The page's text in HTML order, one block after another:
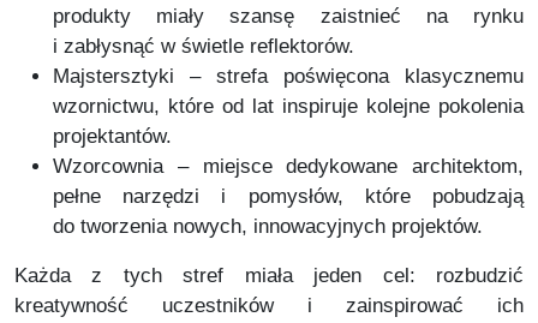
produkty miały szansę zaistnieć na rynku
i zabłysnąć w świetle reflektorów.
Majstersztyki – strefa poświęcona klasycznemu
wzornictwu, które od lat inspiruje kolejne pokolenia
projektantów.
Wzorcownia – miejsce dedykowane architektom,
pełne narzędzi i pomysłów, które pobudzają
do tworzenia nowych, innowacyjnych projektów.
Każda z tych stref miała jeden cel: rozbudzić
kreatywność uczestników i zainspirować ich